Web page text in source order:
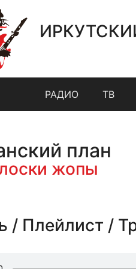
РАДИО ТВ
план
жопы
/ Плейлист /